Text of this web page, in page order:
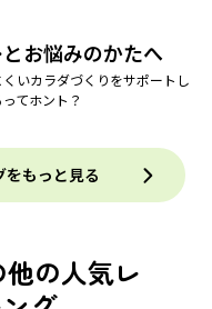
お悩みのかたへ
いカラダづくりをサポートし
てホント？
もっと見る
の人気レ